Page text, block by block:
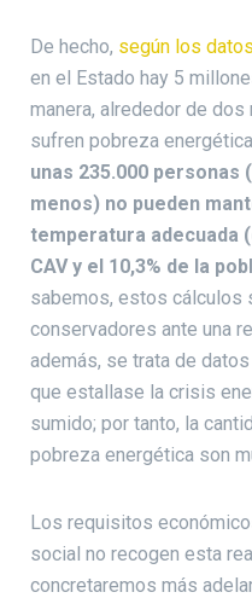
De hecho, según los
en el Estado hay 5
manera, alrededor de
sufren pobreza energética.
unas 235.000 personas
menos) no pueden
temperatura adecuada
CAV y el 10,3% de la
sabemos, estos cálculos
conservadores ante una
además, se trata de
que estallase la crisis
sumido; por tanto, la
pobreza energética son
Los requisitos
social no recogen esta
concretaremos más